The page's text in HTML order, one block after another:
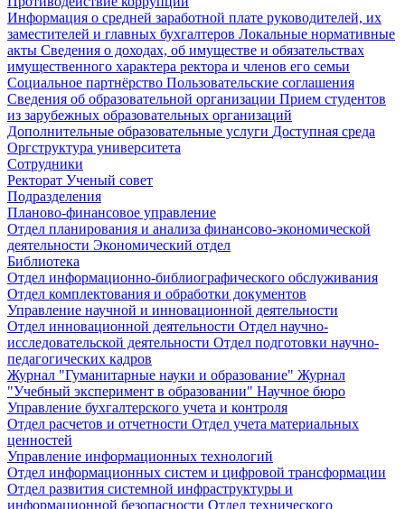
Информация о средней заработной плате руководителей, их
заместителей и главных бухгалтеров Локальные нормативные
акты Сведения о доходах, об имуществе и обязательствах
имущественного характера ректора и членов его семьи
Социальное партнёрство Пользовательские соглашения
Сведения об образовательной организации Прием студентов
из зарубежных образовательных организаций
Дополнительные образовательные услуги Доступная среда
Оргструктура университета
Сотрудники
Ректорат Ученый совет
Подразделения
Планово-финансовое управление
Отдел планирования и анализа финансово-экономической
деятельности Экономический отдел
Библиотека
Отдел информационно-библиографического обслуживания
Отдел комплектования и обработки документов
Управление научной и инновационной деятельности
Отдел инновационной деятельности Отдел научно-
исследовательской деятельности Отдел подготовки научно-
педагогических кадров
Журнал "Гуманитарные науки и образование" Журнал
"Учебный эксперимент в образовании" Научное бюро
Управление бухгалтерского учета и контроля
Отдел расчетов и отчетности Отдел учета материальных
ценностей
Управление информационных технологий
Отдел информационных систем и цифровой трансформации
Отдел развития системной инфраструктуры и
информационной безопасности Отдел технического